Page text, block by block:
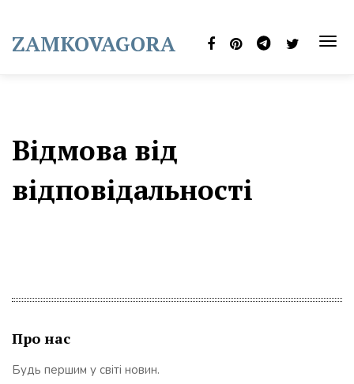
content
ZAMKOVAGORA
Відмова від
відповідальності
Про нас
Будь першим у світі новин.